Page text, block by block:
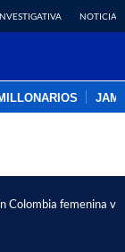
NOTICIAS
Colombia femenina